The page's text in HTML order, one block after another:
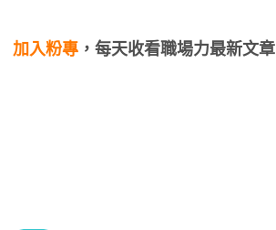
加入粉專 ，每天收看職場力最新文章